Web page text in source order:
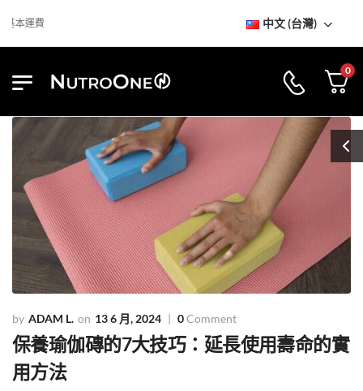
費 中文 (台灣)
0
ADAM L. 13 6 月, 2024 0Comment
保養瑜伽磚的7大技巧：延長使用壽命的實
用方法